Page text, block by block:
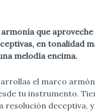
que aproveche
en tonalidad
melodía encima.
el marco
tu instrumento.
resolución deceptiva, y